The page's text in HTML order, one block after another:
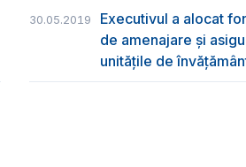
30.05.2019
Executivul a alocat
de amenajare și
unitățile de